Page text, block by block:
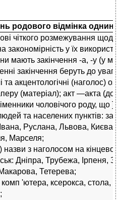
родового відмінка
чіткого розмежування
закономірність у їх
мають закінчення -а, -у (у
закінчення беруть до уваги
та акцентологічні (наголос)
(матеріал); акт —акта
чоловічого роду, що ]
та населених пунктів:
Руслана, Львова,
Марселя;
назви з наголосом на
Дніпра, Трубежа, Ірпеня,
Тетерева;
'ютера, ксерокса, стола,